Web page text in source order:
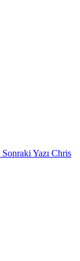
Sonraki Yazı Chris